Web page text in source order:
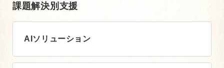
課題解決別支援
AIソリューション